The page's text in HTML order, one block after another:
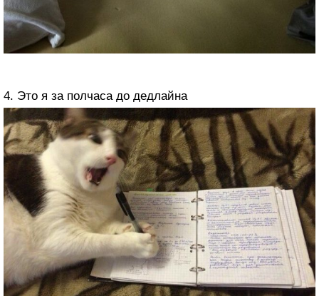
4. Это я за полчаса до дедлайна